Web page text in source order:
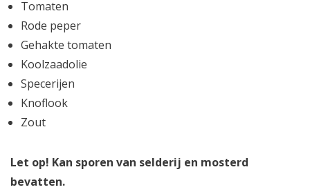
Tomaten
Rode peper
Gehakte tomaten
Koolzaadolie
Specerijen
Knoflook
Zout
Let op! Kan sporen van selderij en mosterd
bevatten.